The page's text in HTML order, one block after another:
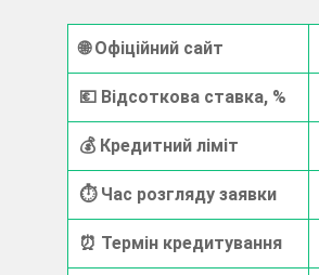
🌐​​​ Офіційний сайт
💶​ Відсоткова ставка, %
💰​ Кредитний ліміт
⏱️​​ Час розгляду заявки
⏰​ Термін кредитування